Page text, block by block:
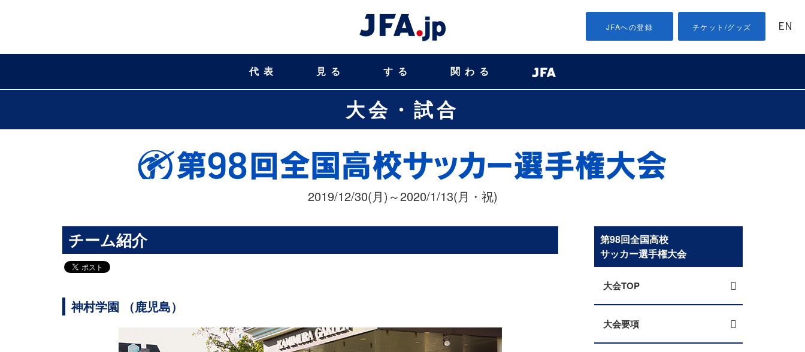
JFAへの登録 チケット/グッズ EN
代表 見る する 関わる
大会・試合
2019/12/30(月)～2020/1/13(月・祝)
チーム紹介
神村学園 （鹿児島）
第98回全国高校
サッカー選手権大会
大会TOP
大会要項